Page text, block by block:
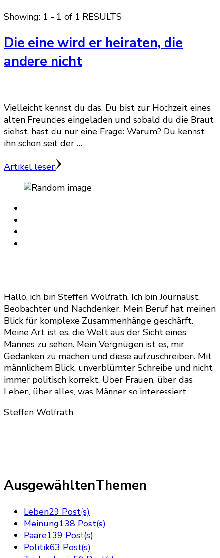
Showing: 1 - 1 of 1 RESULTS
Die eine wird er heiraten, die
andere nicht
Vielleicht kennst du das. Du bist zur Hochzeit eines
alten Freundes eingeladen und sobald du die Braut
siehst, hast du nur eine Frage: Warum? Du kennst
ihn schon seit der …
Artikel lesen
Hallo, ich bin Steffen Wolfrath. Ich bin Journalist,
Beobachter und Nachdenker. Mein Beruf hat meinen
Blick für komplexe Zusammenhänge geschärft.
Meine Art ist es, die Welt aus der Sicht eines
Mannes zu sehen. Mein Vergnügen ist es, mir
Gedanken zu machen und diese aufzuschreiben. Mit
männlichem Blick, unverblümter Schreibe und nicht
immer politisch korrekt. Über Frauen, über das
Leben, über alles, was Männer so interessiert.
Steffen Wolfrath
AusgewähltenThemen
Leben29 Post(s)
Meinung138 Post(s)
Paare139 Post(s)
Politik63 Post(s)